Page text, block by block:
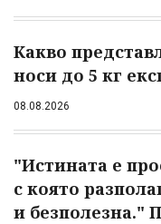
Какво
носи до 5 кг
08.08.2026
"Истината е
с която
и безполезна."